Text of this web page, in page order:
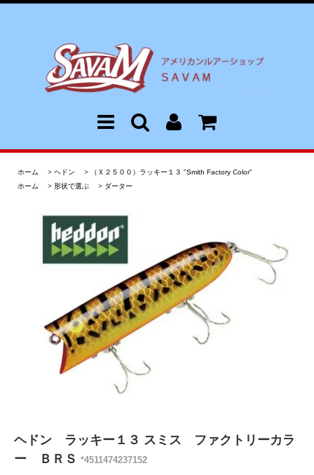
ホーム > ヘドン >
（Ｘ２５００）ラッキー１３ "Smith Factory Color"
ホーム
> 形状で選ぶ > ダーター
ヘドン ラッキー１３ スミス ファクトリーカラ
ー ＢＲＳ *4511474237152